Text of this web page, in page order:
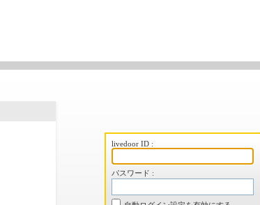
livedoor ID :
パスワード :